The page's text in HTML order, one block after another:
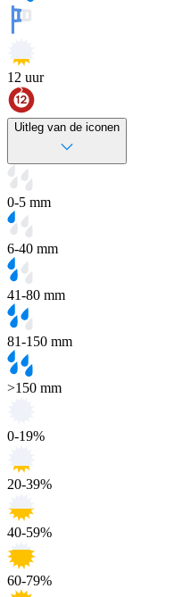
12 uur
Uitleg van de iconen
0-5 mm
6-40 mm
41-80 mm
81-150 mm
>150 mm
0-19%
20-39%
40-59%
60-79%